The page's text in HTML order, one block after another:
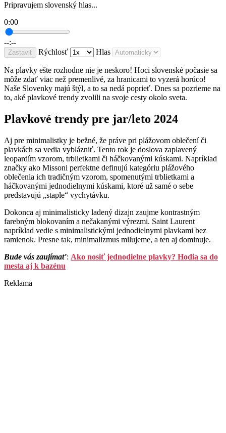
Pripravujem slovenský hlas...
0:00
--:--
Zastaviť Rýchlosť Hlas
Na plavky ešte rozhodne nie je neskoro! Hoci slovenské počasie sa
môže zdať viac než premenlivé, za hranicami to vyzerá horúco!
Naše Slovenky majú štýl, a to sa nedá poprieť. Dnes sa pozrieme na
to, aké plavkové trendy zvolili na svoje cesty okolo sveta.
Plavkové trendy pre jar/leto 2024
Aj pre minimalistky je bežné, že práve pri plážovom oblečení či
plavkách sa vedia vyblázniť. Tento rok je doslova zaplavený
leopardím vzorom, trblietkami či háčkovanými kúskami. Napríklad
značky ako Missoni perfektne definujú kategóriu plážového
oblečenia ich tradičným vzorom, spomenutými trblietkami a
háčkovanými jednodielnymi kúskami, ktoré už samé o sebe
predstavujú „staple“ vychytávku.
Dokonca aj minimalisticky ladený dizajn zaujme kontrastným
farebným blokovaním a nečakanými výrezmi. Saint Laurent
napríklad vedie s minimalistickými jednodielnymi plavkami bez
ramienok. Presne tak, minimalizmus milujeme, a ten aj dominuje.
Bude vás zaujímať: Ako nosiť jednodielne plavky? Hodia sa do
mesta aj k bazénu
Reklama